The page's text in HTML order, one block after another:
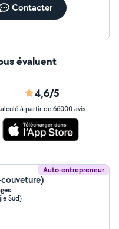
Contacter
évaluent
4,6/5
à partir de 66000 avis
Auto-entrepreneur
Sud)